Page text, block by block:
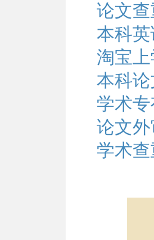
论文
本科
淘宝
本科
学术
论文
学术